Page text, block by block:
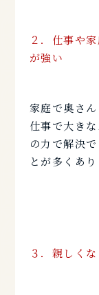
２．仕事や
が強い
家庭で奥さ
仕事で大き
の力で解決
とが多くあり
３．親しく